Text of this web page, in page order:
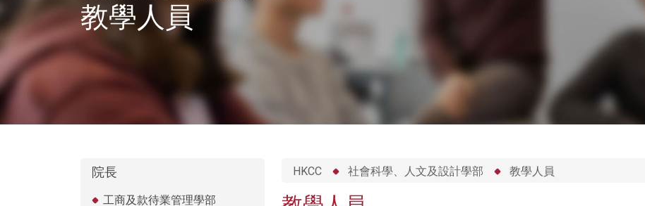
教學人員
院長
工商及款待業管理學部
HKCC 社會科學、人文及設計學部 教學人員